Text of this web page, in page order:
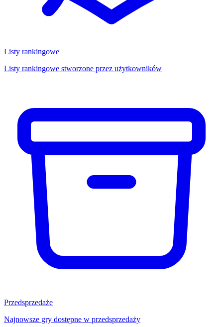
Listy rankingowe
Listy rankingowe stworzone przez użytkowników
Przedsprzedaże
Najnowsze gry dostępne w przedsprzedaży